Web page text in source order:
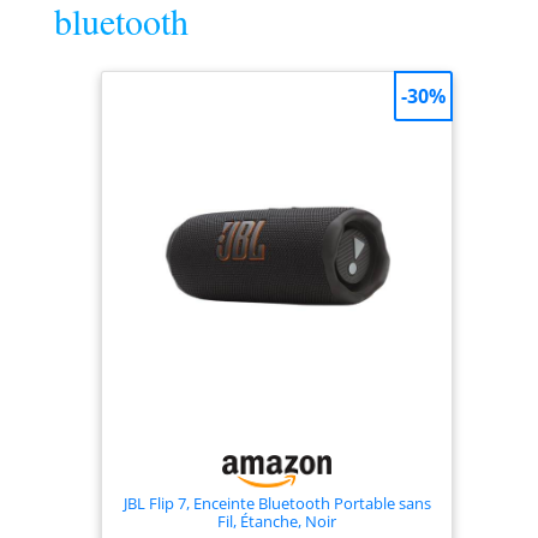
la pluie La musique est une
priorité, mais la vie n’est pas un
dotée d’un microphone intégré
bluetooth
JBL Flip 7, Enceinte Bluetooth Portable sans
Fil, Étanche, Noir
-30%